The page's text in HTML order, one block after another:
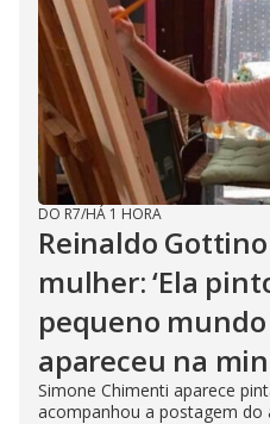
DO R7/HÁ 1 HORA
Reinaldo
mulher: ‘Ela
pequeno
apareceu na
Simone Chimenti aparece
acompanhou a postagem do